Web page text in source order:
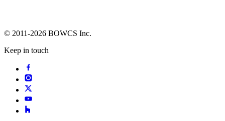
© 2011-2026 BOWCS Inc.
Keep in touch